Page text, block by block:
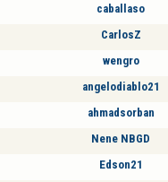
caballaso
CarlosZ
wengro
angelodiablo21
ahmadsorban
Nene NBGD
Edson21